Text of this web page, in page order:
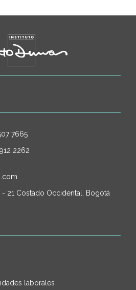
7665
2262
21 Costado Occidental, Bogotá
laborales